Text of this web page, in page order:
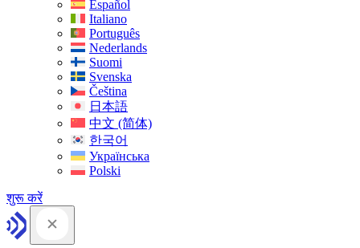
Español
Italiano
Português
Nederlands
Suomi
Svenska
Čeština
日本語
中文 (简体)
한국어
Українська
Polski
शुरू करें